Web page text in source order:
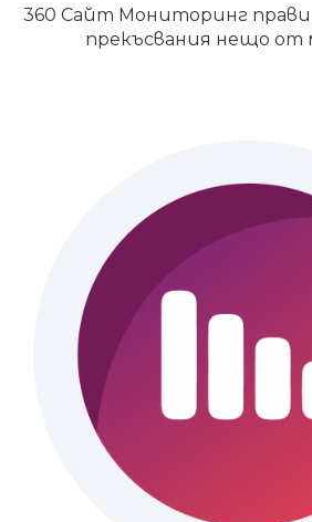
360 Сайт Мониторинг прави
прекъсвания нещо от